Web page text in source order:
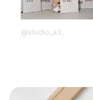
@studio_a3_